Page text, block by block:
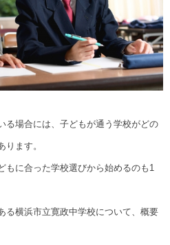
る場合には、子どもが通う学校がどの
ります。
もに合った学校選びから始めるのも1
る横浜市立寛政中学校について、概要